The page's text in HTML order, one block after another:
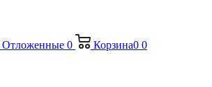
Отложенные 0 Корзина0 0